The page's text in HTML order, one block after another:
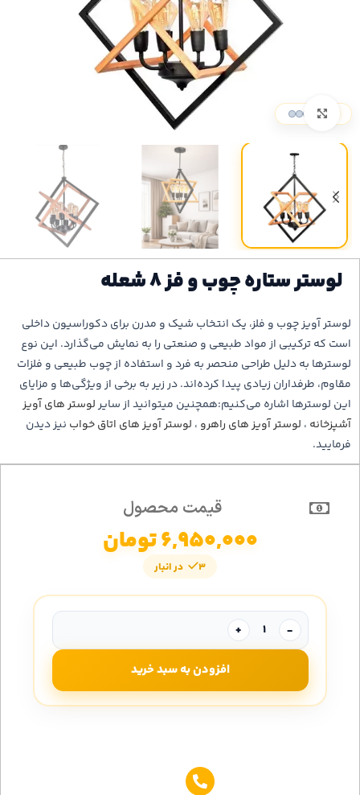
بزرگنمایی تصویر
لوستر ستاره چوب و فز 8 شعله
لوستر آویز چوب و فلز، یک انتخاب شیک و مدرن برای دکوراسیون داخلی
است که ترکیبی از مواد طبیعی و صنعتی را به نمایش می‌گذارد. این نوع
لوسترها به دلیل طراحی منحصر به فرد و استفاده از چوب طبیعی و فلزات
مقاوم، طرفداران زیادی پیدا کرده‌اند. در زیر به برخی از ویژگی‌ها و مزایای
این لوسترها اشاره می‌کنیم:همچنین میتوانید از سایرلوستر های آویز
آشپزخانه ، لوستر آویز های راهرو ، لوستر آویز های اتاق خواب نیز دیدن
فرمایید.
قیمت محصول
6,950,000تومان
3 در انبار
-
+
افزودن به سبد خرید